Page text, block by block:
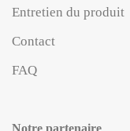
Entretien du produit
Contact
FAQ